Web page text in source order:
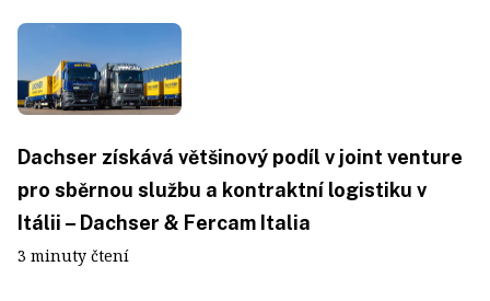
Dachser získává většinový podíl v joint venture
pro sběrnou službu a kontraktní logistiku v
Itálii – Dachser & Fercam Italia
3 minuty čtení